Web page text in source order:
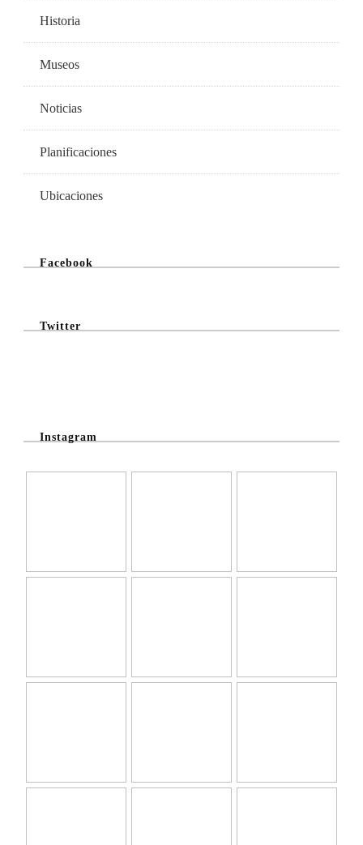
Historia
Museos
Noticias
Planificaciones
Ubicaciones
Facebook
Twitter
Instagram